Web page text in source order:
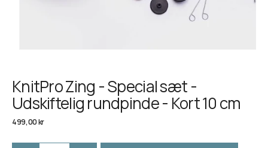
KnitPro Zing - Special sæt -
Udskiftelig rundpinde - Kort 10 cm
Normalpris
499,00 kr